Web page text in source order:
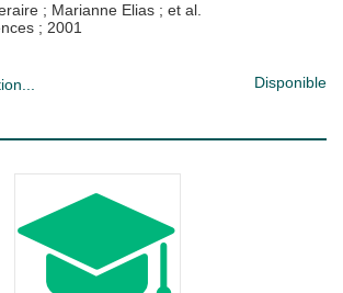
; Marianne Elias ; et al.
; 2001
Disponible